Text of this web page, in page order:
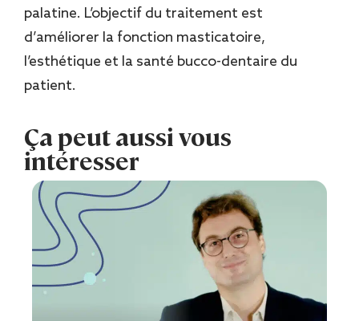
palatine. L’objectif du traitement est
d’améliorer la fonction masticatoire,
l’esthétique et la santé bucco-dentaire du
patient.
Ça peut aussi vous
intéresser